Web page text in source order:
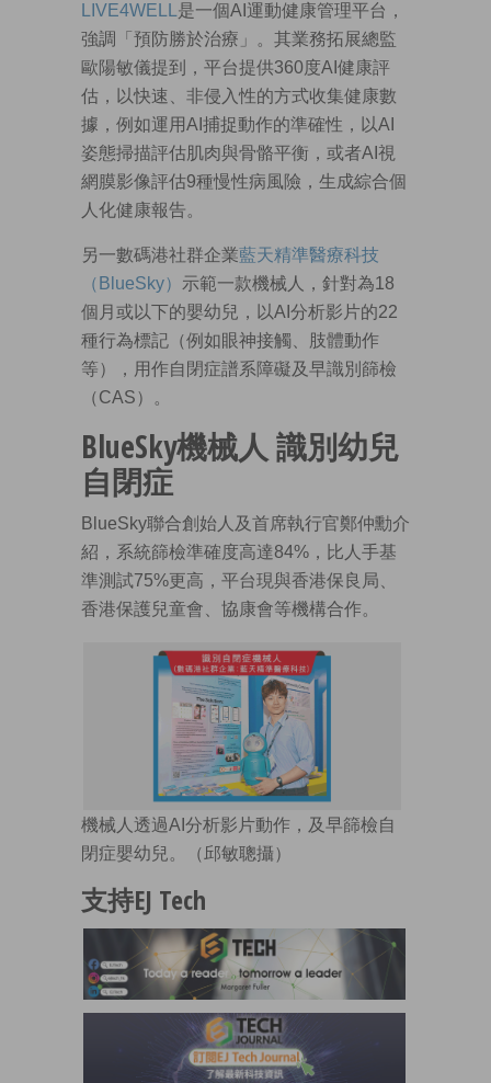
LIVE4WELL是一個AI運動健康管理平台，
強調「預防勝於治療」。其業務拓展總監
歐陽敏儀提到，平台提供360度AI健康評
估，以快速、非侵入性的方式收集健康數
據，例如運用AI捕捉動作的準確性，以AI
姿態掃描評估肌肉與骨骼平衡，或者AI視
網膜影像評估9種慢性病風險，生成綜合個
人化健康報告。
另一數碼港社群企業藍天精準醫療科技
（BlueSky） 示範一款機械人，針對為18
個月或以下的嬰幼兒，以AI分析影片的22
種行為標記（例如眼神接觸、肢體動作
等），用作自閉症譜系障礙及早識別篩檢
（CAS）。
BlueSky機械人 識別幼兒
自閉症
BlueSky聯合創始人及首席執行官鄭仲勳介
紹，系統篩檢準確度高達84%，比人手基
準測試75%更高，平台現與香港保良局、
香港保護兒童會、協康會等機構合作。
機械人透過AI分析影片動作，及早篩檢自
閉症嬰幼兒。（邱敏聰攝）
支持EJ Tech